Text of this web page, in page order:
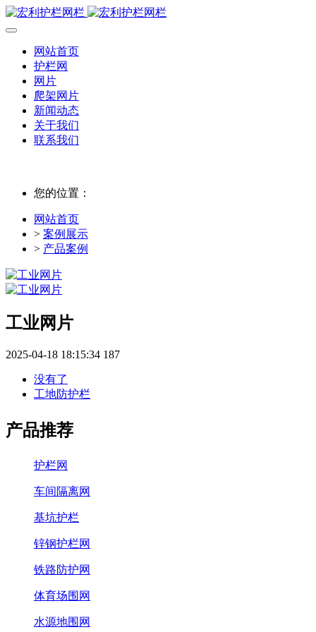
网站首页
护栏网
网片
爬架网片
新闻动态
关于我们
联系我们
您的位置：
网站首页
> 案例展示
> 产品案例
工业网片
2025-04-18 18:15:34 187
没有了
工地防护栏
产品推荐
护栏网
车间隔离网
基坑护栏
锌钢护栏网
铁路防护网
体育场围网
水源地围网